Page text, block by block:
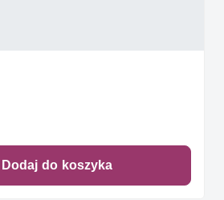
Dodaj do koszyka